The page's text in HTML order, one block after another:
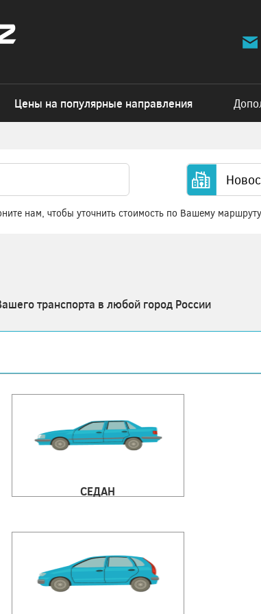
Цены на популярные направления
нам, чтобы уточнить стоимость по Вашему
транспорта в любой город России
СЕДАН